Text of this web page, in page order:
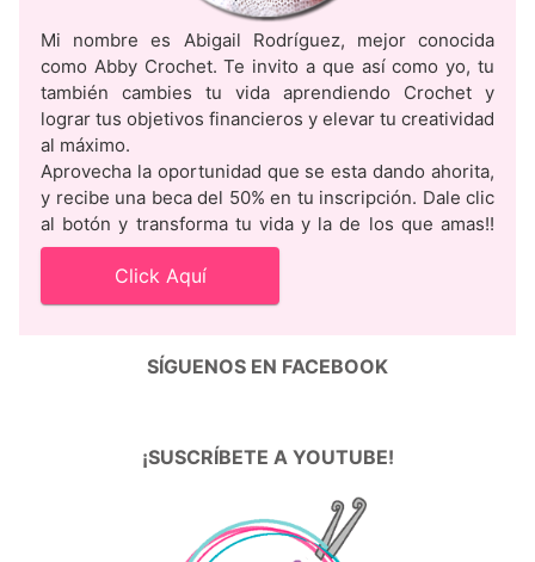
Mi nombre es Abigail Rodríguez, mejor conocida
como Abby Crochet. Te invito a que así como yo, tu
también cambies tu vida aprendiendo Crochet y
lograr tus objetivos financieros y elevar tu creatividad
al máximo.
Aprovecha la oportunidad que se esta dando ahorita,
y recibe una beca del 50% en tu inscripción. Dale clic
al botón y transforma tu vida y la de los que amas!!
Click Aquí
SÍGUENOS EN FACEBOOK
¡SUSCRÍBETE A YOUTUBE!